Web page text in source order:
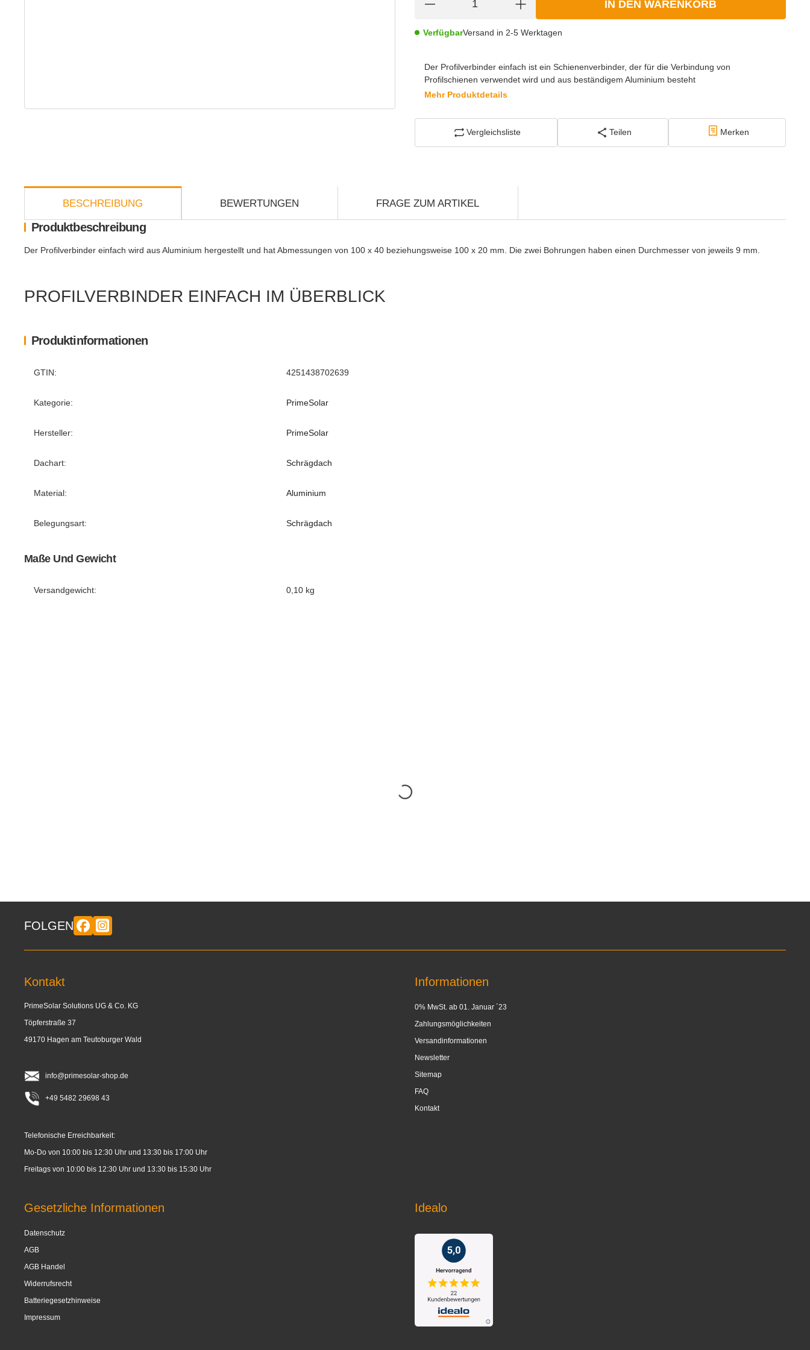
IN DEN WARENKORB
VerfügbarVersand in 2-5 Werktagen
Der Profilverbinder einfach ist ein Schienenverbinder, der für die Verbindung von
Profilschienen verwendet wird und aus beständigem Aluminium besteht
Mehr Produktdetails
Vergleichsliste Teilen Merken
BESCHREIBUNG BEWERTUNGEN FRAGE ZUM ARTIKEL
Produktinformationen
Produkteigenschaft
Wert
GTIN: 4251438702639
Kategorie: PrimeSolar
Hersteller: PrimeSolar
Dachart: Schrägdach
Material: Aluminium
Belegungsart: Schrägdach
Maße Und Gewicht
Versandgewicht: 0,10 kg
Produktbeschreibung
Der Profilverbinder einfach wird aus Aluminium hergestellt und hat Abmessungen von 100 x 40 beziehungsweise 100 x 20 mm. Die zwei Bohrungen haben einen Durchmesser von jeweils 9 mm.
PROFILVERBINDER EINFACH IM ÜBERBLICK
FOLGEN
Kontakt
PrimeSolar Solutions UG & Co. KG
Töpferstraße 37
49170 Hagen am Teutoburger Wald
info@primesolar-shop.de
+49 5482 29698 43
Telefonische Erreichbarkeit:
Mo-Do von 10:00 bis 12:30 Uhr und 13:30 bis 17:00 Uhr
Freitags von 10:00 bis 12:30 Uhr und 13:30 bis 15:30 Uhr
Informationen
0% MwSt. ab 01. Januar ´23
Zahlungsmöglichkeiten
Versandinformationen
Newsletter
Sitemap
FAQ
Kontakt
Gesetzliche Informationen
Datenschutz
AGB
AGB Handel
Widerrufsrecht
Batteriegesetzhinweise
Impressum
Idealo